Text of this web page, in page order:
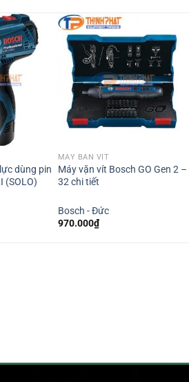
dùng pin
(SOLO)
MÁY BẮN VÍT
Máy vặn vít Bosch GO Gen 2 –
32 chi tiết
Bosch - Đức
970.000₫